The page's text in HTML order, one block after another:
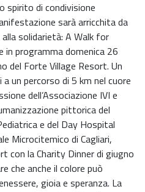
spirito di condivisione
sarà arricchita da
solidarietà: A Walk for
in programma domenica 26
del Forte Village Resort. Un
un percorso di 5 km nel cuore
dell’Associazione IVI e
pittorica del
e del Day Hospital
Microcitemico di Cagliari,
con la Charity Dinner di giugno
che anche il colore può
gioia e speranza. La